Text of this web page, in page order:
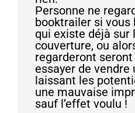
Personne ne
booktrailer si vous
qui existe déjà sur
couverture, ou
regarderont seront
essayer de vendre
laissant les
une mauvaise
sauf l’effet voulu !